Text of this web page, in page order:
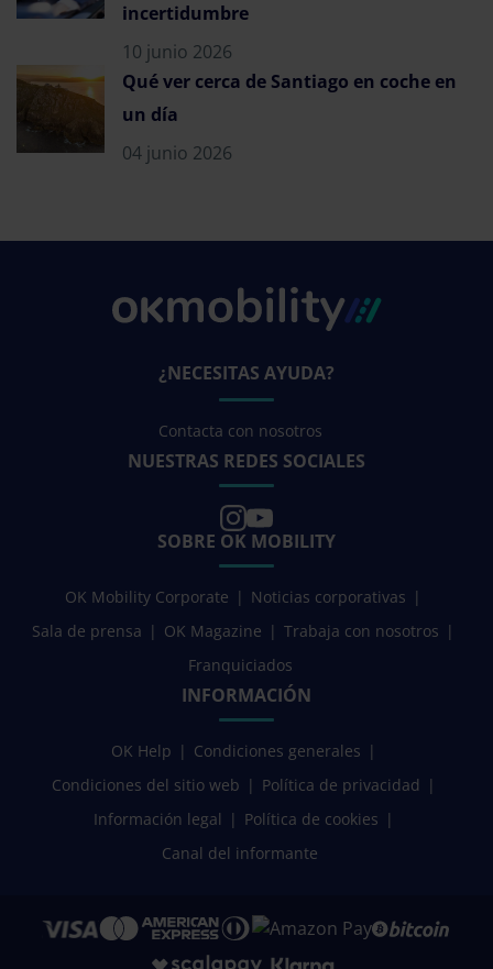
incertidumbre
10 junio 2026
Qué ver cerca de Santiago en coche en
un día
04 junio 2026
¿NECESITAS AYUDA?
Contacta con nosotros
NUESTRAS REDES SOCIALES
SOBRE OK MOBILITY
OK Mobility Corporate
Noticias corporativas
Sala de prensa
OK Magazine
Trabaja con nosotros
Franquiciados
INFORMACIÓN
OK Help
Condiciones generales
Condiciones del sitio web
Política de privacidad
Información legal
Política de cookies
Canal del informante